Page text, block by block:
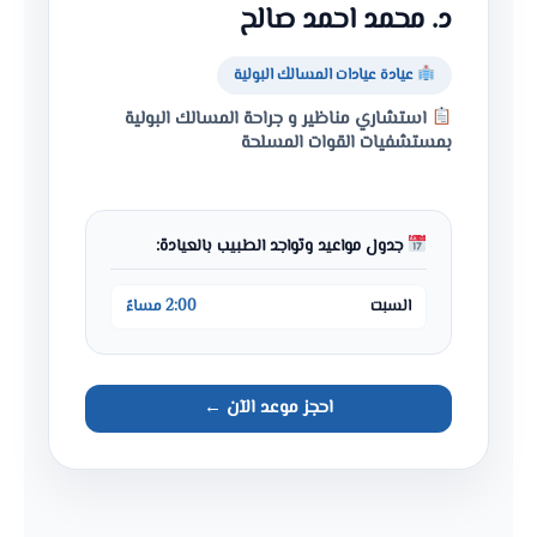
د. محمد احمد صالح
عيادة عيادات المسالك البولية
استشاري مناظير و جراحة المسالك البولية
بمستشفيات القوات المسلحة
جدول مواعيد وتواجد الطبيب بالعيادة:
السبت 2:00 مساءً
احجز موعد الآن ←